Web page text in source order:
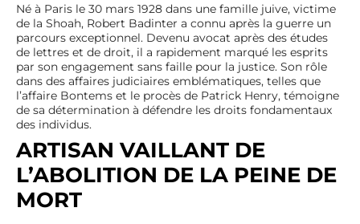
Né à Paris le 30 mars 1928 dans une famille juive, victime
de la Shoah, Robert Badinter a connu après la guerre un
parcours exceptionnel. Devenu avocat après des études
de lettres et de droit, il a rapidement marqué les esprits
par son engagement sans faille pour la justice. Son rôle
dans des affaires judiciaires emblématiques, telles que
l’affaire Bontems et le procès de Patrick Henry, témoigne
de sa détermination à défendre les droits fondamentaux
des individus.
ARTISAN VAILLANT DE
L’ABOLITION DE LA PEINE DE
MORT